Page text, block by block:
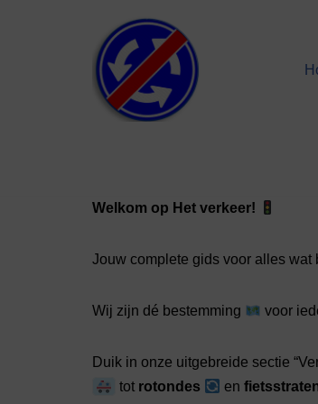
Welkom op Het verkeer!
Jouw complete gids voor alles wat
Wij zijn dé bestemming voor
Duik in onze uitgebreide sectie
tot rotondes en